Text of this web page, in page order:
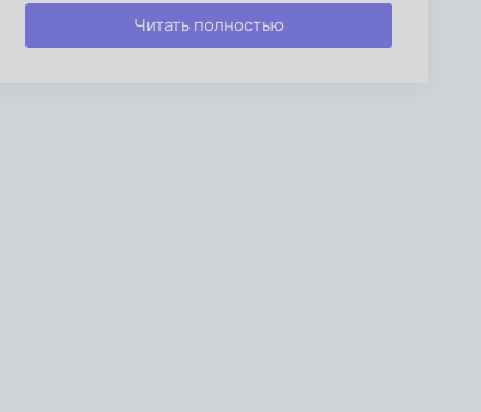
Читать полностью